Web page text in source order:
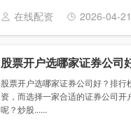
在线配资 2026-04-21
股票开户选哪家证券公司
股票开户选哪家证券公司好？排
资，而选择一家合适的证券公司
呢？炒股......